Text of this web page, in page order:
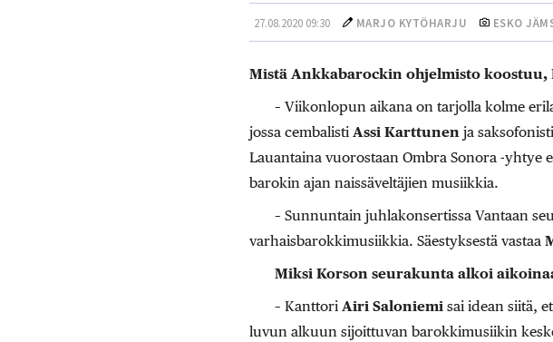
27.08.2020 09:30 MARJO KYTÖHARJU ESKO
Mistä Ankkabarockin ohjelmisto
– Viikonlopun aikana on tarjolla kolme
jossa cembalisti Assi Karttunenja saksofonisti
Lauantaina vuorostaan Ombra Sonora -yhtye
barokin ajan naissäveltäjien musiikkia.
– Sunnuntain juhlakonsertissa Vantaan
varhaisbarokkimusiikkia. Säestyksestä vastaa
Miksi Korson seurakunta alkoi
– Kanttori Airi Saloniemisai idean siitä,
luvun alkuun sijoittuvan barokkimusiikin